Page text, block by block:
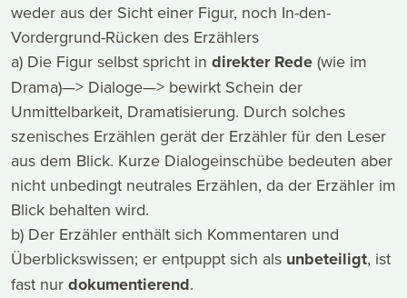
weder aus der Sicht einer Figur, noch In-den-
Vordergrund-Rücken des Erzählers
a) Die Figur selbst spricht in direkter Rede (wie im
Drama)—> Dialoge—> bewirkt Schein der
Unmittelbarkeit, Dramatisierung. Durch solches
szenisches Erzählen gerät der Erzähler für den Leser
aus dem Blick. Kurze Dialogeinschübe bedeuten aber
nicht unbedingt neutrales Erzählen, da der Erzähler im
Blick behalten wird.
b) Der Erzähler enthält sich Kommentaren und
Überblickswissen; er entpuppt sich als unbeteiligt, ist
fast nur dokumentierend.